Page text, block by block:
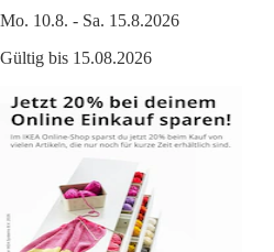
Mo. 10.8. - Sa. 15.8.2026
Gültig bis 15.08.2026